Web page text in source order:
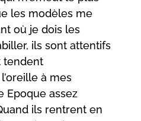
les modèles me
où je dois les
ils sont attentifs
tendent
à mes
Epoque assez
ils rentrent en